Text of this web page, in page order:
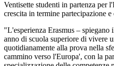
Ventisette studenti in partenza per
crescita in termine partecipazione
"L'esperienza Erasmus –
anno di scuola superiore di vivere
quotidianamente alla prova nella
cammino verso l'Europa', con la